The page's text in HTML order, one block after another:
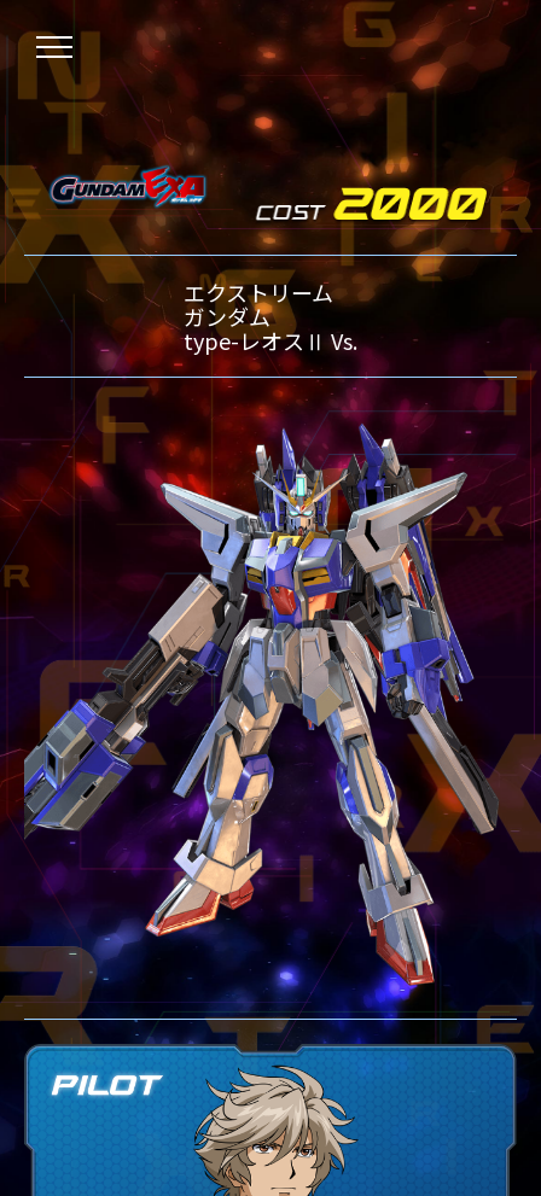
NEWS
ニュース
OVER BOOST
オーバーブースト
XVOOST
クロスブースト
EXVS2
エクストリームバーサス2
MAXI BOOST ON
マキシブーストオン
BEGINNER'S GUIDE
初心者指南
TECHNIQUE
GLOSSARY
用語集
BUTTON PLACEMENT
ゲームパッドボタン配置
TWITTER
ツイッター
YOUTUBE
ユーチューブ
エクストリーム
ガンダム
type-レオスⅡ Vs.